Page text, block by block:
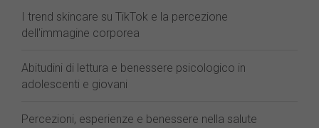
I trend skincare su TikTok e la percezione
dell'immagine corporea
Abitudini di lettura e benessere psicologico in
adolescenti e giovani
Percezioni, esperienze e benessere nella salute